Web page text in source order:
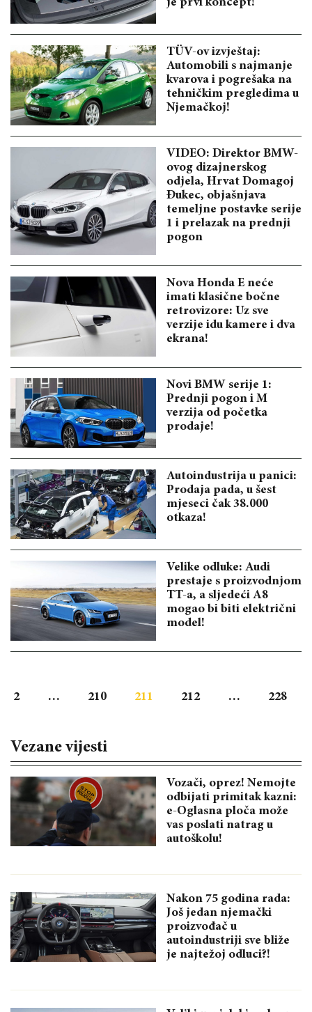
je prvi koncept!
TÜV-ov izvještaj:
Automobili s najmanje
kvarova i pogrešaka na
tehničkim pregledima u
Njemačkoj!
VIDEO: Direktor BMW-
ovog dizajnerskog
odjela, Hrvat Domagoj
Đukec, objašnjava
temeljne postavke serije
1 i prelazak na prednji
pogon
Nova Honda E neće
imati klasične bočne
retrovizore: Uz sve
verzije idu kamere i dva
ekrana!
Novi BMW serije 1:
Prednji pogon i M
verzija od početka
prodaje!
Autoindustrija u panici:
Prodaja pada, u šest
mjeseci čak 38.000
otkaza!
Velike odluke: Audi
prestaje s proizvodnjom
TT-a, a sljedeći A8
mogao bi biti električni
model!
2 … 210 211 212 … 228
Vezane vijesti
Vozači, oprez! Nemojte
odbijati primitak kazni:
e-Oglasna ploča može
vas poslati natrag u
autoškolu!
Nakon 75 godina rada:
Još jedan njemački
proizvođač u
autoindustriji sve bliže
je najtežoj odluci?!